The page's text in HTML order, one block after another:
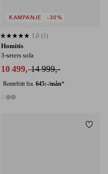
Homitis
3-seters sofa
10 499,-14 999,-
Rentefritt fra. 645:-/mån*
3 farger
1,0 basert på 1 karaktergivninger
1,0 (1)
KAMPANJE -30%